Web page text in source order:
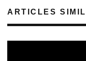
ARTICLES